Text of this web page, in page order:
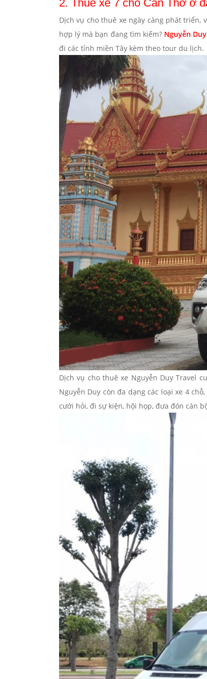
2. Thuê xe 7 chỗ Cần Thơ ở
Dịch vụ cho thuê xe ngày càng phát triển,
hợp lý mà bạn đang tìm kiếm? Nguyễn
đi các tỉnh miền Tây kèm theo tour du lịch.
Dịch vụ cho thuê xe Nguyễn Duy Travel
Nguyễn Duy còn đa dạng các loại xe 4
cưới hỏi, đi sự kiện, hội họp, đưa đón cán